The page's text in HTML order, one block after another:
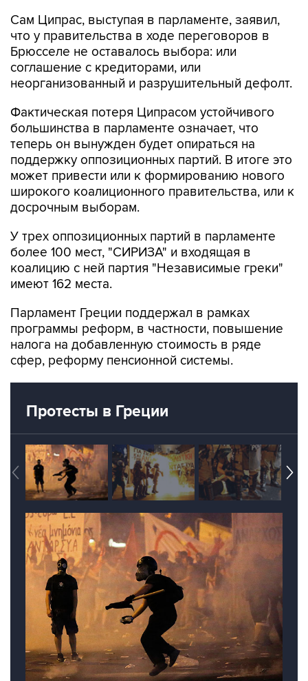
Сам Ципрас, выступая в парламенте, заявил,
что у правительства в ходе переговоров в
Брюсселе не оставалось выбора: или
соглашение с кредиторами, или
неорганизованный и разрушительный дефолт.
Фактическая потеря Ципрасом устойчивого
большинства в парламенте означает, что
теперь он вынужден будет опираться на
поддержку оппозиционных партий. В итоге это
может привести или к формированию нового
широкого коалиционного правительства, или к
досрочным выборам.
У трех оппозиционных партий в парламенте
более 100 мест, "СИРИЗА" и входящая в
коалицию с ней партия "Независимые греки"
имеют 162 места.
Парламент Греции поддержал в рамках
программы реформ, в частности, повышение
налога на добавленную стоимость в ряде
сфер, реформу пенсионной системы.
Протесты в Греции